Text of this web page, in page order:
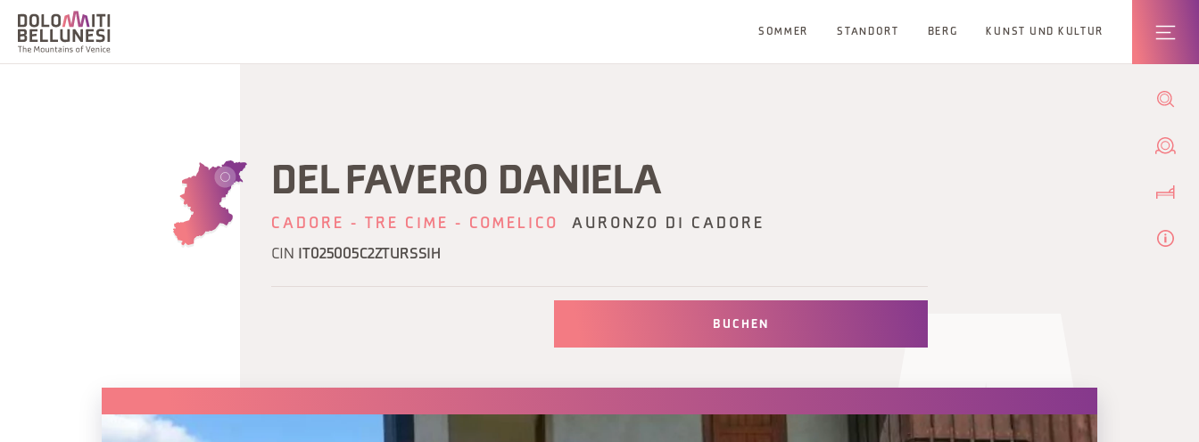
SOMMER STANDORT BERG KUNST UND KULTUR
DEL FAVERO DANIELA
CADORE - TRE CIME - COMELICO
AURONZO DI CADORE
CIN
IT025005C2ZTURSSIH
BUCHEN